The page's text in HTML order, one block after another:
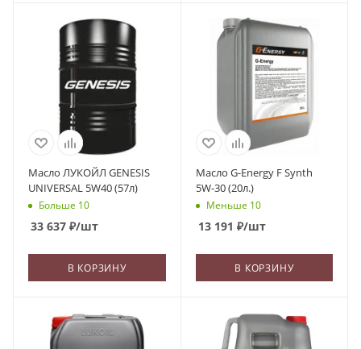
Масло ЛУКОЙЛ GENESIS
UNIVERSAL 5W40 (57л)
Больше 10
33 637 ₽/шт
В КОРЗИНУ
Масло G-Energy F Synth
5W-30 (20л.)
Меньше 10
13 191 ₽/шт
В КОРЗИНУ